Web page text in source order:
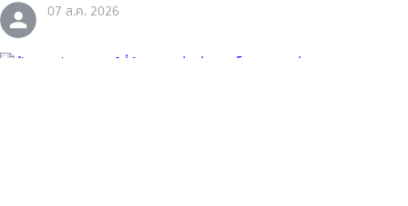
07 ส.ค. 2026